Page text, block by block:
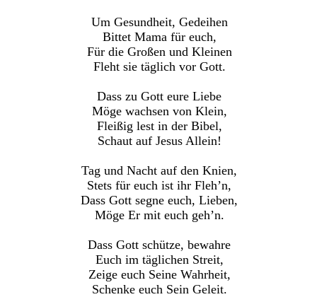
Um Gesundheit, Gedeihen
Bittet Mama für euch,
Für die Großen und Kleinen
Fleht sie täglich vor Gott.
Dass zu Gott eure Liebe
Möge wachsen von Klein,
Fleißig lest in der Bibel,
Schaut auf Jesus Allein!
Tag und Nacht auf den Knien,
Stets für euch ist ihr Fleh’n,
Dass Gott segne euch, Lieben,
Möge Er mit euch geh’n.
Dass Gott schütze, bewahre
Euch im täglichen Streit,
Zeige euch Seine Wahrheit,
Schenke euch Sein Geleit.